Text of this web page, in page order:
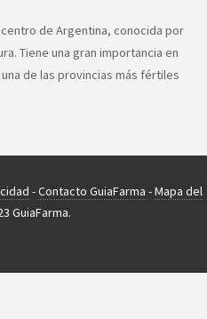
de Argentina, conocida por
Tiene una gran importancia en
de las provincias más fértiles
-Contacto GuiaFarma -Mapa del
GuiaFarma.